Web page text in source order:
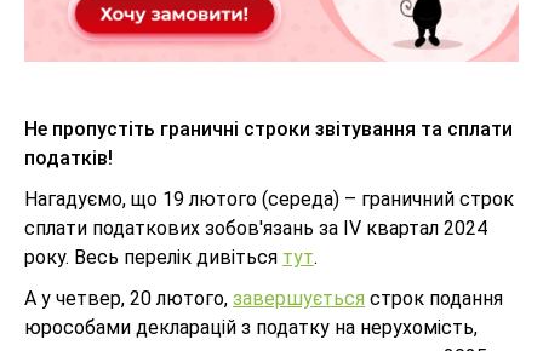
Не пропустіть граничні строки звітування та сплати
податків!
Нагадуємо, що 19 лютого (середа) – граничний строк
сплати податкових зобов'язань за ІV квартал 2024
року. Весь перелік дивіться тут.
А у четвер, 20 лютого, завершується строк подання
юрособами декларацій з податку на нерухомість,